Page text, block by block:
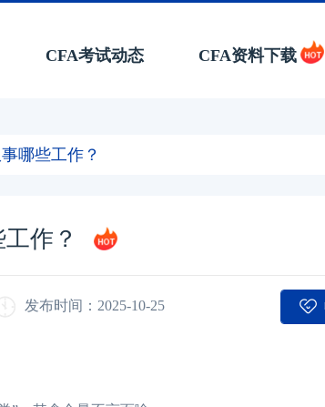
CFA考试动态 CFA资料下载
哪些工作？
作？
发布时间：2025-10-25